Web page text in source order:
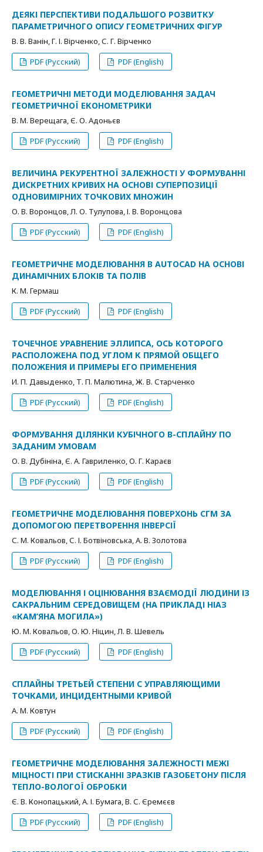
ДЕЯКІ ПЕРСПЕКТИВИ ПОДАЛЬШОГО РОЗВИТКУ
ПАРАМЕТРИЧНОГО ОПИСУ ГЕОМЕТРИЧНИХ ФІГУР
В. В. Ванін, Г. І. Вірченко, С. Г. Вірченко
PDF (Русский)
PDF (English)
ГЕОМЕТРИЧНІ МЕТОДИ МОДЕЛЮВАННЯ ЗАДАЧ
ГЕОМЕТРИЧНОЇ ЕКОНОМЕТРИКИ
В. М. Верещага, Є. О. Адоньєв
PDF (Русский)
PDF (English)
ВЕЛИЧИНА РЕКУРЕНТНОЇ ЗАЛЕЖНОСТІ У ФОРМУВАННІ
ДИСКРЕТНИХ КРИВИХ НА ОСНОВІ СУПЕРПОЗИЦІЇ
ОДНОВИМІРНИХ ТОЧКОВИХ МНОЖИН
О. В. Воронцов, Л. О. Тулупова, І. В. Воронцова
PDF (Русский)
PDF (English)
ГЕОМЕТРИЧНЕ МОДЕЛЮВАННЯ В AUTOCAD НА ОСНОВІ
ДИНАМІЧНИХ БЛОКІВ ТА ПОЛІВ
К. М. Гермаш
PDF (Русский)
PDF (English)
ТОЧЕЧНОЕ УРАВНЕНИЕ ЭЛЛИПСА, ОСЬ КОТОРОГО
РАСПОЛОЖЕНА ПОД УГЛОМ К ПРЯМОЙ ОБЩЕГО
ПОЛОЖЕНИЯ И ПРИМЕРЫ ЕГО ПРИМЕНЕНИЯ
И. П. Давыденко, Т. П. Малютина, Ж. В. Старченко
PDF (Русский)
PDF (English)
ФОРМУВАННЯ ДІЛЯНКИ КУБІЧНОГО В-СПЛАЙНУ ПО
ЗАДАНИМ УМОВАМ
О. В. Дубініна, Є. А. Гавриленко, О. Г. Караєв
PDF (Русский)
PDF (English)
ГЕОМЕТРИЧНЕ МОДЕЛЮВАННЯ ПОВЕРХОНЬ СГМ ЗА
ДОПОМОГОЮ ПЕРЕТВОРЕННЯ ІНВЕРСІЇ
С. М. Ковальов, С. І. Ботвіновська, А. В. Золотова
PDF (Русский)
PDF (English)
МОДЕЛЮВАННЯ І ОЦІНЮВАННЯ ВЗАЄМОДІЇ ЛЮДИНИ ІЗ
САКРАЛЬНИМ СЕРЕДОВИЩЕМ (НА ПРИКЛАДІ НІАЗ
«КАМ’ЯНА МОГИЛА»)
Ю. М. Ковальов, О. Ю. Ніцин, Л. В. Шевель
PDF (Русский)
PDF (English)
СПЛАЙНЫ ТРЕТЬЕЙ СТЕПЕНИ С УПРАВЛЯЮЩИМИ
ТОЧКАМИ, ИНЦИДЕНТНЫМИ КРИВОЙ
А. М. Ковтун
PDF (Русский)
PDF (English)
ГЕОМЕТРИЧНЕ МОДЕЛЮВАННЯ ЗАЛЕЖНОСТІ МЕЖІ
МІЦНОСТІ ПРИ СТИСКАННІ ЗРАЗКІВ ГАЗОБЕТОНУ ПІСЛЯ
ТЕПЛО-ВОЛОГОЇ ОБРОБКИ
Є. В. Конопацький, А. І. Бумага, В. С. Єремєєв
PDF (Русский)
PDF (English)